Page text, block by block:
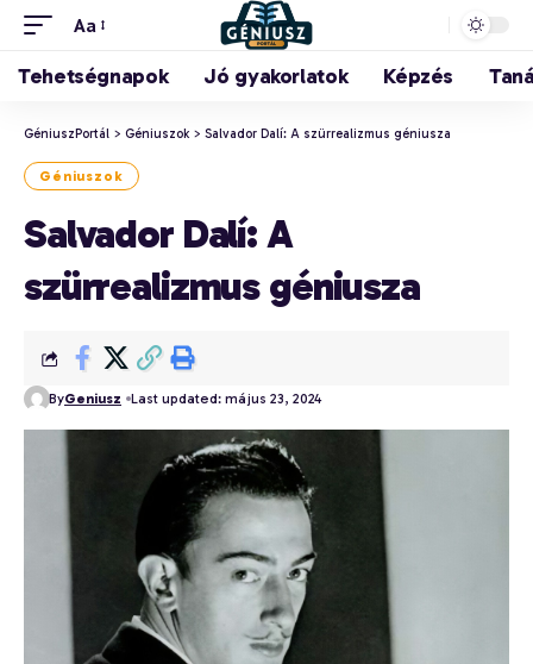
Aa
Tehetségnapok Jó gyakorlatok Képzés
GéniuszPortál > Géniuszok > Salvador Dalí: A szürrealizmus géniusza
Géniuszok
Salvador Dalí: A
szürrealizmus géniusza
ByGeniusz Last updated: május 23, 2024